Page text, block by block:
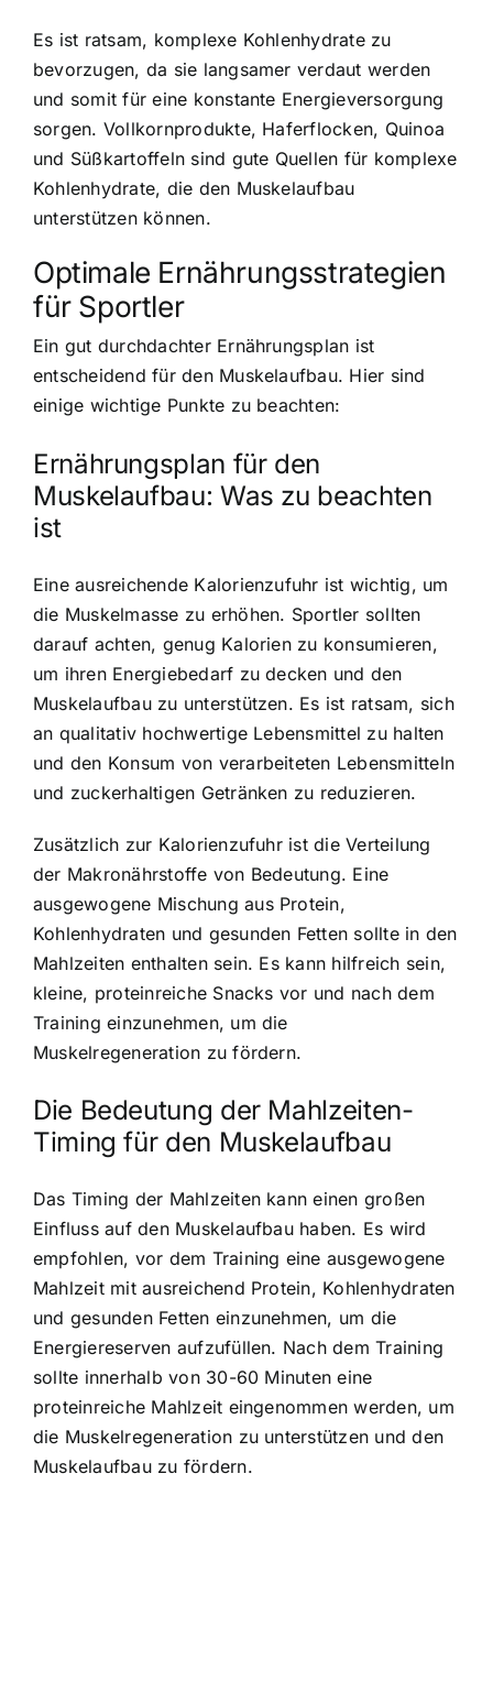
Es ist ratsam, komplexe Kohlenhydrate zu
bevorzugen, da sie langsamer verdaut werden
und somit für eine konstante Energieversorgung
sorgen. Vollkornprodukte, Haferflocken, Quinoa
und Süßkartoffeln sind gute Quellen für komplexe
Kohlenhydrate, die den Muskelaufbau
unterstützen können.
Optimale Ernährungsstrategien
für Sportler
Ein gut durchdachter Ernährungsplan ist
entscheidend für den Muskelaufbau. Hier sind
einige wichtige Punkte zu beachten:
Ernährungsplan für den
Muskelaufbau: Was zu beachten
ist
Eine ausreichende Kalorienzufuhr ist wichtig, um
die Muskelmasse zu erhöhen. Sportler sollten
darauf achten, genug Kalorien zu konsumieren,
um ihren Energiebedarf zu decken und den
Muskelaufbau zu unterstützen. Es ist ratsam, sich
an qualitativ hochwertige Lebensmittel zu halten
und den Konsum von verarbeiteten Lebensmitteln
und zuckerhaltigen Getränken zu reduzieren.
Zusätzlich zur Kalorienzufuhr ist die Verteilung
der Makronährstoffe von Bedeutung. Eine
ausgewogene Mischung aus Protein,
Kohlenhydraten und gesunden Fetten sollte in den
Mahlzeiten enthalten sein. Es kann hilfreich sein,
kleine, proteinreiche Snacks vor und nach dem
Training einzunehmen, um die
Muskelregeneration zu fördern.
Die Bedeutung der Mahlzeiten-
Timing für den Muskelaufbau
Das Timing der Mahlzeiten kann einen großen
Einfluss auf den Muskelaufbau haben. Es wird
empfohlen, vor dem Training eine ausgewogene
Mahlzeit mit ausreichend Protein, Kohlenhydraten
und gesunden Fetten einzunehmen, um die
Energiereserven aufzufüllen. Nach dem Training
sollte innerhalb von 30-60 Minuten eine
proteinreiche Mahlzeit eingenommen werden, um
die Muskelregeneration zu unterstützen und den
Muskelaufbau zu fördern.